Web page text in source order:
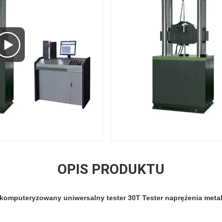
OPIS PRODUKTU
uniwersalny tester 30T Tester naprężenia